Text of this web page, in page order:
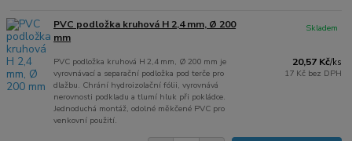
PVC podložka kruhová H 2,4 mm, Ø 200
mm
PVC podložka kruhová H 2,4 mm, Ø 200 mm je
vyrovnávací a separační podložka pod terče pro
dlažbu. Chrání hydroizolační fólii, vyrovnává
nerovnosti podkladu a tlumí hluk při pokládce.
Jednoduchá montáž, odolné měkčené PVC pro
venkovní použití.
20,57 Kč/ks
17 Kč bez DPH
Skladem